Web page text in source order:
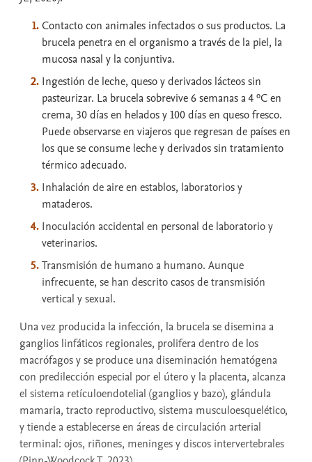
Contacto con animales infectados o sus productos. La
brucela penetra en el organismo a través de la piel, la
mucosa nasal y la conjuntiva.
Ingestión de leche, queso y derivados lácteos sin
pasteurizar. La brucela sobrevive 6 semanas a 4 ºC en
crema, 30 días en helados y 100 días en queso fresco.
Puede observarse en viajeros que regresan de países en
los que se consume leche y derivados sin tratamiento
térmico adecuado.
Inhalación de aire en establos, laboratorios y
mataderos.
Inoculación accidental en personal de laboratorio y
veterinarios.
Transmisión de humano a humano. Aunque
infrecuente, se han descrito casos de transmisión
vertical y sexual.
Una vez producida la infección, la brucela se disemina a
ganglios linfáticos regionales, prolifera dentro de los
macrófagos y se produce una diseminación hematógena
con predilección especial por el útero y la placenta, alcanza
el sistema retículoendotelial (ganglios y bazo), glándula
mamaria, tracto reproductivo, sistema musculoesquelético,
y tiende a establecerse en áreas de circulación arterial
terminal: ojos, riñones, meninges y discos intervertebrales